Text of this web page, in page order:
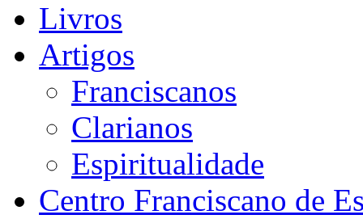
Livros
Artigos
Franciscanos
Clarianos
Espiritualidade
Centro Franciscano de